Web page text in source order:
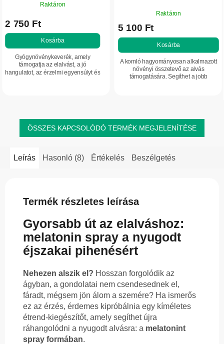
Raktáron
2 750 Ft
Kosárba
Gyógynövénykeverék, amely
támogatja az elalvást, a jó
hangulatot, az érzelmi egyensúlyt és
átlagos
értékelése
5-
ből
csillag.
Raktáron
5 100 Ft
Kosárba
A komló hagyományosan alkalmazott
növényi összetevő az alvás
támogatására. Segíthet a jobb
ÖSSZES KAPCSOLÓDÓ TERMÉK MEGJELENÍTÉSE
Leírás Hasonló (8) Értékelés Beszélgetés
Termék részletes leírása
Gyorsabb út az elalváshoz:
melatonin spray a nyugodt
éjszakai pihenésért
Nehezen alszik el? Hosszan forgolódik az
ágyban, a gondolatai nem csendesednek el,
fáradt, mégsem jön álom a szemére? Ha ismerős
ez az érzés, érdemes kipróbálnia egy kíméletes
étrend-kiegészítőt, amely segíthet újra
ráhangolódni a nyugodt alvásra: a melatonint
spray formában.